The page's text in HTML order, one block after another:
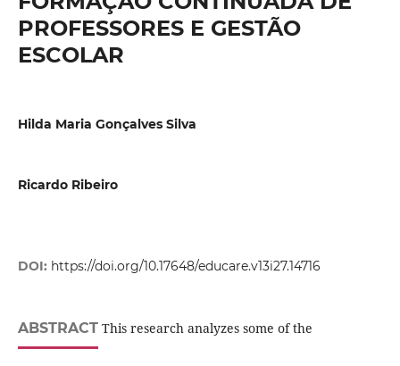
PROFESSORES E GESTÃO
ESCOLAR
Hilda Maria Gonçalves Silva
Ricardo Ribeiro
DOI: https://doi.org/10.17648/educare.v13i27.14716
ABSTRACTThis research analyzes some of the